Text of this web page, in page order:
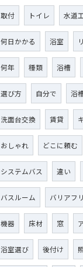
取付 トイレ 水道
何日かかる 浴室
何年 種類 浴槽
選び方 自分で 浴
洗面台交換 賃貸
おしゃれ どこに頼む
システムバス 違い
バスルーム バリアフ
機器 床材 窓
浴室選び 後付け